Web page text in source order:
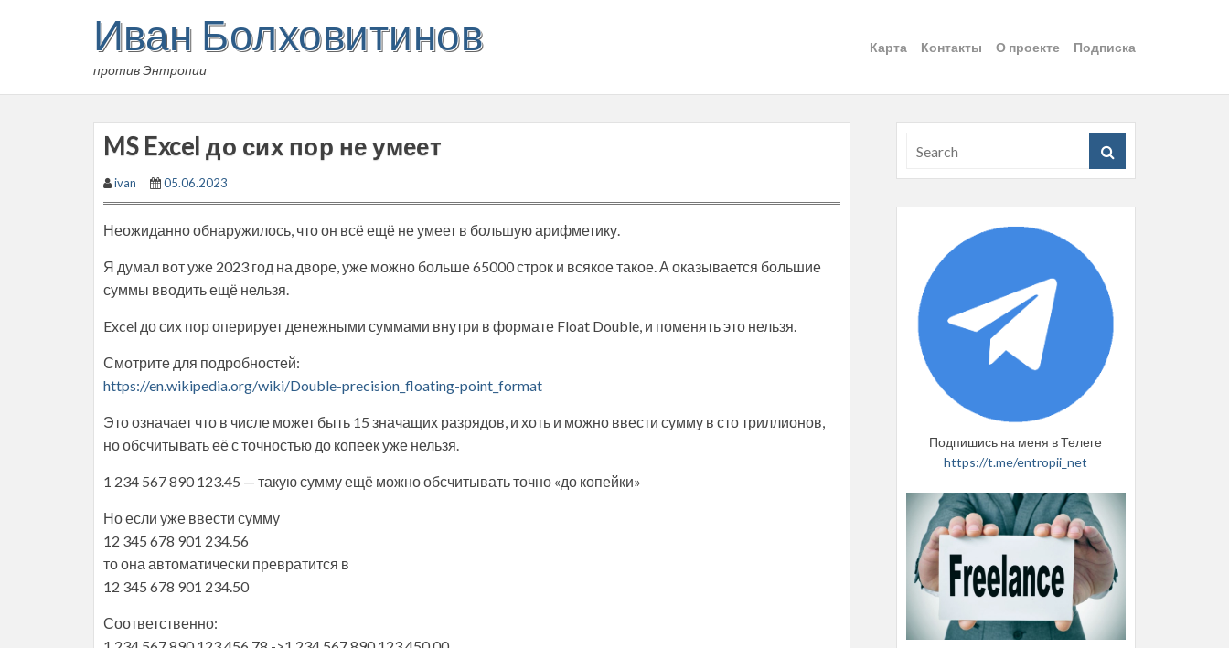
Иван Болховитинов
против Энтропии
Карта Контакты О проекте Подписка
MS Excel до сих пор не умеет
ivan 05.06.2023
Неожиданно обнаружилось, что он всё ещё не умеет в большую арифметику.
Я думал вот уже 2023 год на дворе, уже можно больше 65000 строк и всякое такое. А оказывается большие
суммы вводить ещё нельзя.
Excel до сих пор оперирует денежными суммами внутри в формате Float Double, и поменять это нельзя.
Смотрите для подробностей:
https://en.wikipedia.org/wiki/Double-precision_floating-point_format
Это означает что в числе может быть 15 значащих разрядов, и хоть и можно ввести сумму в сто триллионов,
но обсчитывать её с точностью до копеек уже нельзя.
1 234 567 890 123.45 — такую сумму ещё можно обсчитывать точно «до копейки»
Но если уже ввести сумму
12 345 678 901 234.56
то она автоматически превратится в
12 345 678 901 234.50
Соответственно:
Подпишись на меня в Телеге
https://t.me/entropii_net